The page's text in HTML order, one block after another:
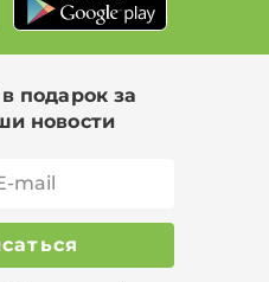
подарок за
новости